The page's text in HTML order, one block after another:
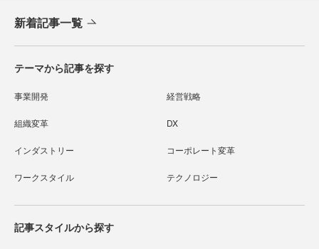
新着記事一覧
テーマから記事を探す
事業開発 経営戦略
組織変革 DX
インダストリー コーポレート変革
ワークスタイル テクノロジー
記事スタイルから探す